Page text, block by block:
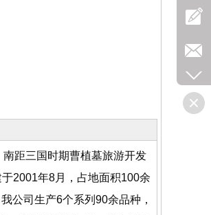
距三国时期曹植墓旅游开发
2001年8月，占地面积100余
公司生产6个系列90余品种，